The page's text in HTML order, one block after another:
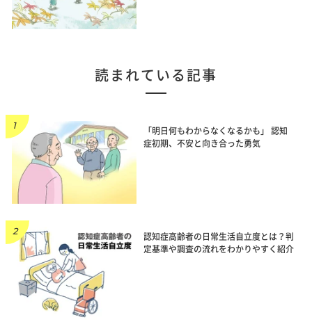
読まれている記事
「明日何もわからなくなるかも」 認知
症初期、不安と向き合った勇気
認知症高齢者の日常生活自立度とは？判
定基準や調査の流れをわかりやすく紹介